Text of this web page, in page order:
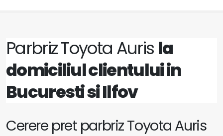
Parbriz Toyota Auris la
domiciliul clientului in
Bucuresti si Ilfov
Cerere pret parbriz Toyota Auris